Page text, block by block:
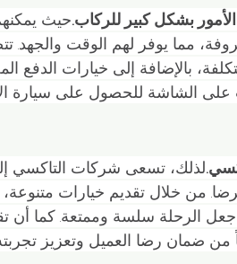
بشكل كبير للركاب.حيث
مما يوفر لهم الوقت والجهد.
بالإضافة إلى خيارات الدفع
الشاشة للحصول على سيارة
لذلك، تسعى شركات التاكسي
من خلال تقديم خيارات
الرحلة سلسة وممتعة. كما أن
ضمان رضا العميل وتعزيز تجربته